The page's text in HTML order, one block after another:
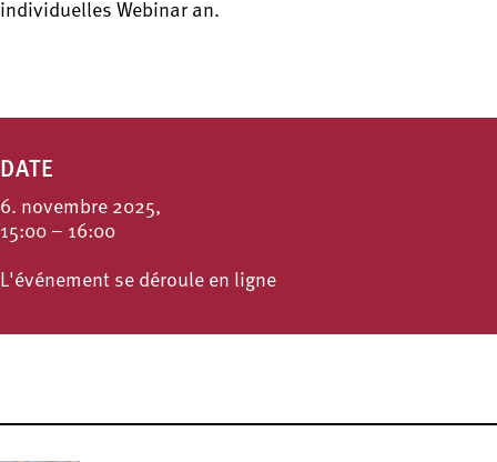
individuelles Webinar an.
DATE
6. novembre 2025,
15:00 – 16:00
L'événement se déroule en ligne